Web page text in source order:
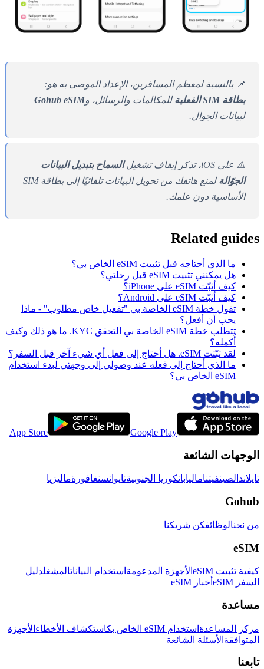
📌 بالنسبة لمعظم المسافرين، الإعداد الموصى به هو:
بطاقة SIM الفعلية
للمكالمات والرسائل، وGohub eSIM
لبيانات الجوال.
⚠️ على iOS، تذكر إيقاف تشغيل
السماح بتبديل البيانات
الجوّالة
لمنع هاتفك من تحويل البيانات تلقائيًا إلى بطاقة SIM
الأساسية دون علمك.
Related guides
ما الذي أحتاجه قبل تثبيت eSIM الخاص بي؟
هل يمكنني تثبيت eSIM قبل رحلتي؟
كيف أثبّت eSIM على iPhone؟
كيف أثبّت eSIM على Android؟
تقول خطة eSIM الخاصة بي "تفعيل خاص مطلوب" - ماذا
يجب أن أفعل؟
تتطلب خطة eSIM الخاصة بي التحقق KYC. ما هو ذلك وكيف
أُكمله؟
لقد ثبّتت eSIM. هل أحتاج إلى فعل أي شيء آخر قبل السفر؟
ما الذي أحتاج إلى فعله عند وصولي إلى وجهتي لبدء استخدام
eSIM الخاص بي؟
App Store Google Play
الوجهات الشائعة
تايلاند الصينفيتناماليابانكوريا الجنوبيةتايوانسنغافورةماليزيا
Gohub
من نحنالوظائفكن شريكنا
eSIM
كيفية تثبيت eSIM الأجهزة المدعومة استخدام البياناتالمشغلدليل
السفر eSIM
أخبار eSIM
مساعدة
مركز المساعدة استخدام eSIM الخاص بك استكشاف الأخطاء الأجهزة
المتوافقة الأسئلة الشائعة
تابعنا